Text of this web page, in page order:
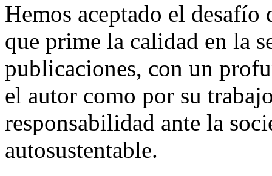
Hemos aceptado el
que prime la calidad en la
publicaciones, con un
el autor como por su
responsabilidad ante la
autosustentable.